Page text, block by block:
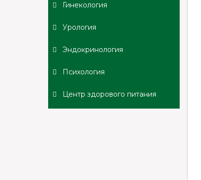
Гинекология
Урология
Эндокринология
Психология
Центр здорового питания